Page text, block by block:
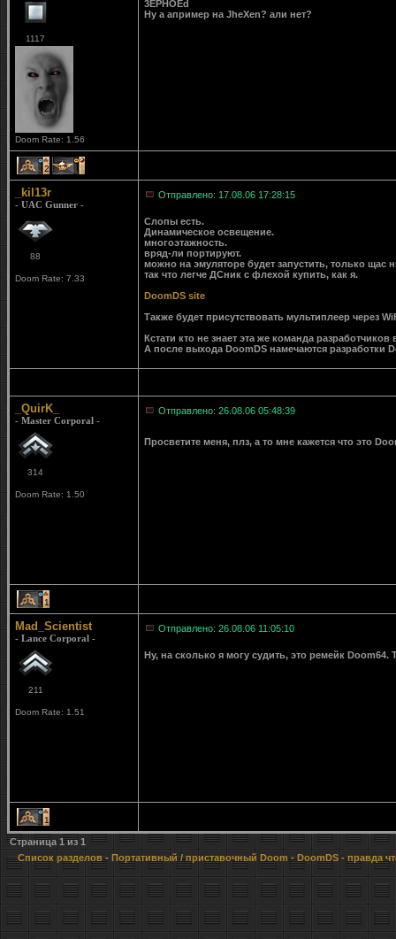
1117
Doom Rate: 1.56
3EPHOEd
Ну а апример на JheXen? али нет?
2 1
_kil13r
- UAC Gunner -
88
Doom Rate: 7.33
Отправлено: 17.08.06 17:28:15
Слопы есть.
Динамическое освещение.
многоэтажность.
вряд-ли портируют.
можно на эмуляторе будет запустить, только щас
так что легче ДСник с флехой купить, как я.
DoomDS site
Также будет присутствовать мультиплеер через
Кстати кто не знает эта же команда
А после выхода DoomDS намечаются разработки
_QuirK_
- Master Corporal -
314
Doom Rate: 1.50
Отправлено: 26.08.06 05:48:39
Просветите меня, плз, а то мне кажется что это
1
Mad_Scientist
- Lance Corporal -
211
Doom Rate: 1.51
Отправлено: 26.08.06 11:05:10
Ну, на сколько я могу судить, это ремейк
1
Страница 1из 1
Список разделов- Портативный / приставочный Doom - DoomDS - правда